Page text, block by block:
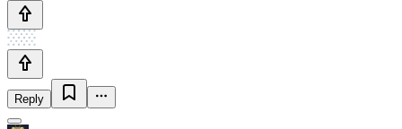
Reply